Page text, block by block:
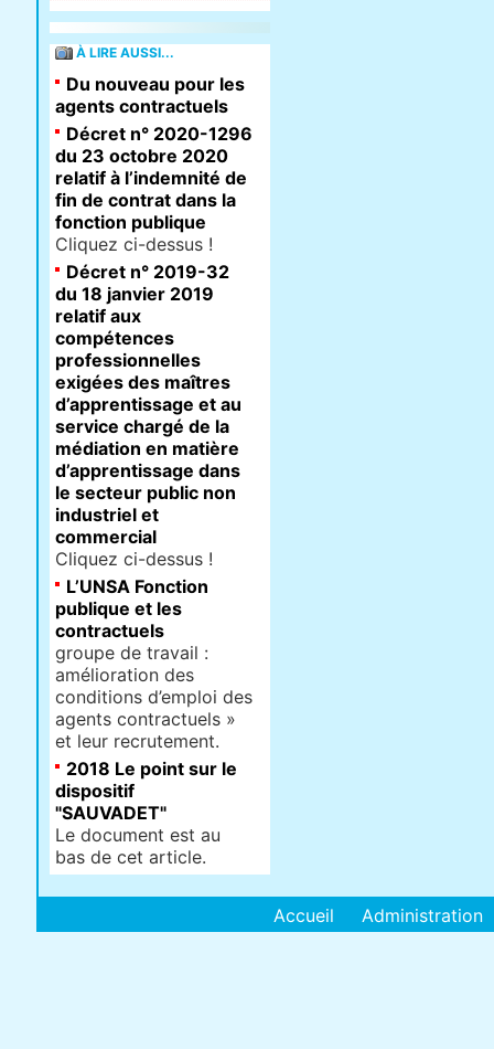
À LIRE AUSSI...
Du nouveau pour les
agents contractuels
Décret n° 2020-1296
du 23 octobre 2020
relatif à l’indemnité de
fin de contrat dans la
fonction publique
Cliquez ci-dessus !
Décret n° 2019-32
du 18 janvier 2019
relatif aux
compétences
professionnelles
exigées des maîtres
d’apprentissage et au
service chargé de la
médiation en matière
d’apprentissage dans
le secteur public non
industriel et
commercial
Cliquez ci-dessus !
L’UNSA Fonction
publique et les
contractuels
groupe de travail :
amélioration des
conditions d’emploi des
agents contractuels »
et leur recrutement.
2018 Le point sur le
dispositif
"SAUVADET"
Le document est au
bas de cet article.
Accueil Administration